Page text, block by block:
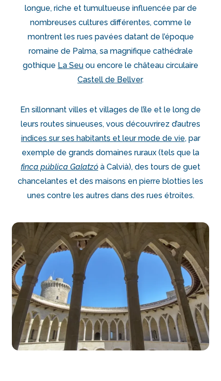
longue, riche et tumultueuse influencée par de
nombreuses cultures différentes, comme le
montrent les rues pavées datant de l’époque
romaine de Palma, sa magnifique cathédrale
gothique La Seu ou encore le château circulaire
Castell de Bellver.
En sillonnant villes et villages de l’île et le long de
leurs routes sinueuses, vous découvrirez d’autres
indices sur ses habitants et leur mode de vie, par
exemple de grands domaines ruraux (tels que la
finca pública Galatzó à Calvià), des tours de guet
chancelantes et des maisons en pierre blotties les
unes contre les autres dans des rues étroites.